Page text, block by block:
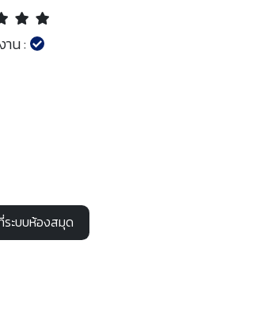
าน :
ระบบห้องสมุด